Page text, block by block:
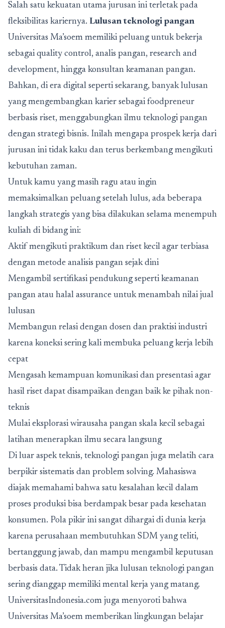
Salah satu kekuatan utama jurusan ini terletak pada
fleksibilitas kariernya. Lulusan teknologi pangan
Universitas Ma’soem memiliki peluang untuk bekerja
sebagai quality control, analis pangan, research and
development, hingga konsultan keamanan pangan.
Bahkan, di era digital seperti sekarang, banyak lulusan
yang mengembangkan karier sebagai foodpreneur
berbasis riset, menggabungkan ilmu teknologi pangan
dengan strategi bisnis. Inilah mengapa prospek kerja dari
jurusan ini tidak kaku dan terus berkembang mengikuti
kebutuhan zaman.
Untuk kamu yang masih ragu atau ingin
memaksimalkan peluang setelah lulus, ada beberapa
langkah strategis yang bisa dilakukan selama menempuh
kuliah di bidang ini:
Aktif mengikuti praktikum dan riset kecil agar terbiasa
dengan metode analisis pangan sejak dini
Mengambil sertifikasi pendukung seperti keamanan
pangan atau halal assurance untuk menambah nilai jual
lulusan
Membangun relasi dengan dosen dan praktisi industri
karena koneksi sering kali membuka peluang kerja lebih
cepat
Mengasah kemampuan komunikasi dan presentasi agar
hasil riset dapat disampaikan dengan baik ke pihak non-
teknis
Mulai eksplorasi wirausaha pangan skala kecil sebagai
latihan menerapkan ilmu secara langsung
Di luar aspek teknis, teknologi pangan juga melatih cara
berpikir sistematis dan problem solving. Mahasiswa
diajak memahami bahwa satu kesalahan kecil dalam
proses produksi bisa berdampak besar pada kesehatan
konsumen. Pola pikir ini sangat dihargai di dunia kerja
karena perusahaan membutuhkan SDM yang teliti,
bertanggung jawab, dan mampu mengambil keputusan
berbasis data. Tidak heran jika lulusan teknologi pangan
sering dianggap memiliki mental kerja yang matang.
UniversitasIndonesia.com juga menyoroti bahwa
Universitas Ma’soem memberikan lingkungan belajar